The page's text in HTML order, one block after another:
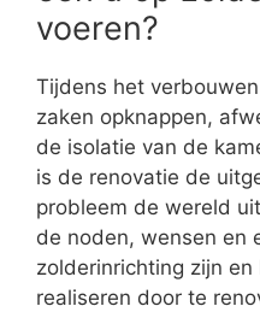
voeren?
Tijdens het
zaken opknappen,
de isolatie van de
is de renovatie de
probleem de wereld
de noden, wensen en
zolderinrichting zijn en
realiseren door te